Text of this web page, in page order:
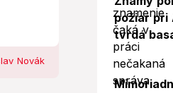
Novák
požiar pri
tvrdá